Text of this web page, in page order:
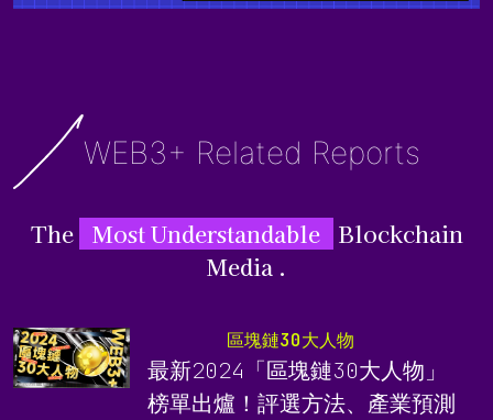
WEB3+ Related Reports
The Most Understandable
Blockchain
Media .
區塊鏈30大人物
最新2024「區塊鏈30大人物」
榜單出爐！評選方法、產業預測